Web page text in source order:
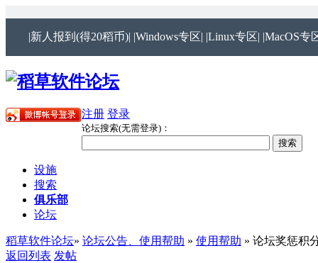
|新人报到(得20稻币)| |Windows专区| |Linux专区| |MacOS专
注册 登录
论坛搜索(无需登录)：
设施
搜索
俱乐部
论坛
稻草软件论坛» 论坛公告、使用帮助 » 使用帮助 » 论坛奖惩积
返回列表 发帖